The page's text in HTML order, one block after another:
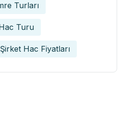
Turları
Turu
Hac Fiyatları